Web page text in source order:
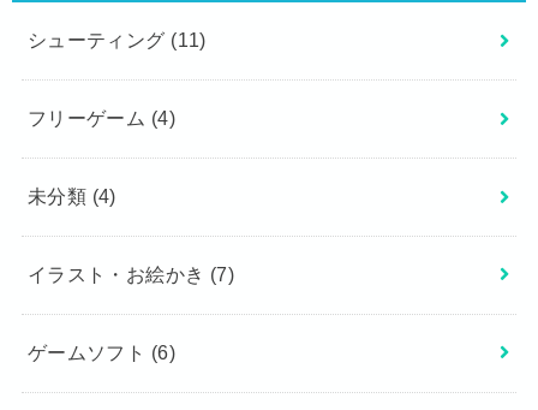
シューティング (11)
フリーゲーム (4)
未分類 (4)
イラスト・お絵かき (7)
ゲームソフト (6)